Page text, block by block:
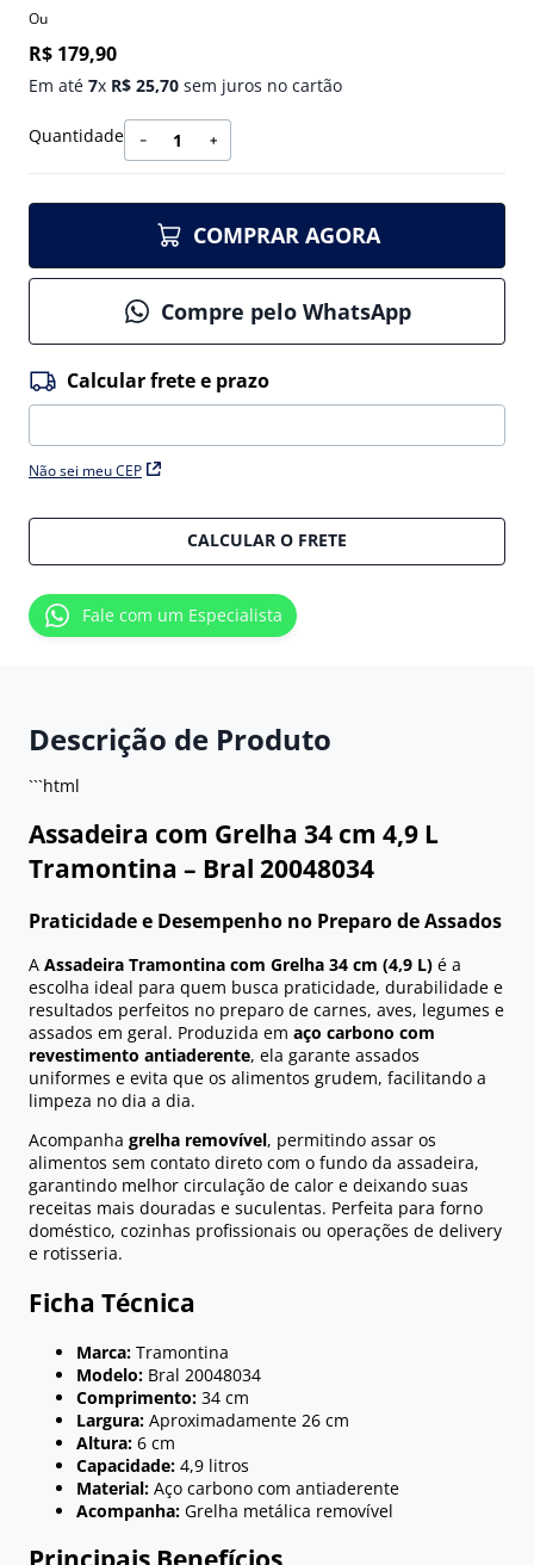
Ou
R$ 179,90
Em até 7x R$ 25,70 sem juros no cartão
Quantidade ＋
－
COMPRAR AGORA
Compre pelo WhatsApp
Não sei meu CEP
CALCULAR O FRETE
Fale com um Especialista
Descrição de Produto
```html
Assadeira com Grelha 34 cm 4,9 L
Tramontina – Bral 20048034
Praticidade e Desempenho no Preparo de Assados
A Assadeira Tramontina com Grelha 34 cm (4,9 L) é a
escolha ideal para quem busca praticidade, durabilidade e
resultados perfeitos no preparo de carnes, aves, legumes e
assados em geral. Produzida em aço carbono com
revestimento antiaderente, ela garante assados
uniformes e evita que os alimentos grudem, facilitando a
limpeza no dia a dia.
Acompanha grelha removível, permitindo assar os
alimentos sem contato direto com o fundo da assadeira,
garantindo melhor circulação de calor e deixando suas
receitas mais douradas e suculentas. Perfeita para forno
doméstico, cozinhas profissionais ou operações de delivery
e rotisseria.
Ficha Técnica
Marca: Tramontina
Modelo: Bral 20048034
Comprimento: 34 cm
Largura: Aproximadamente 26 cm
Altura: 6 cm
Capacidade: 4,9 litros
Material: Aço carbono com antiaderente
Acompanha: Grelha metálica removível